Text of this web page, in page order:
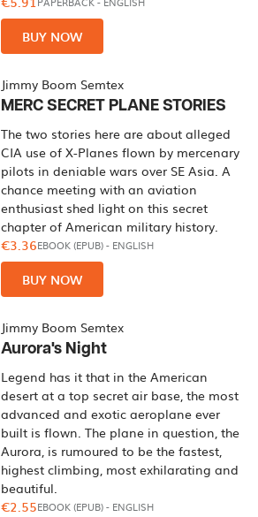
BUY NOW
Jimmy Boom Semtex
MERC SECRET PLANE STORIES
The two stories here are about alleged
CIA use of X-Planes flown by mercenary
pilots in deniable wars over SE Asia. A
chance meeting with an aviation
enthusiast shed light on this secret
chapter of American military history.
€3.36EBOOK (EPUB)- ENGLISH
BUY NOW
Jimmy Boom Semtex
Aurora's Night
Legend has it that in the American
desert at a top secret air base, the most
advanced and exotic aeroplane ever
built is flown. The plane in question, the
Aurora, is rumoured to be the fastest,
highest climbing, most exhilarating and
beautiful.
€2.55EBOOK (EPUB)- ENGLISH